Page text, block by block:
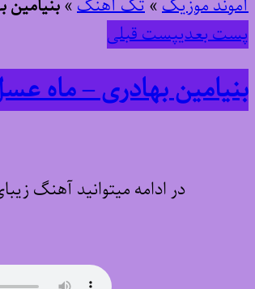
آموند موزیک»تک آهنگ»بنیامین
پست بعدیپست قبلی
بنیامین بهادری – ماه
در ادامه میتوانید آهنگ